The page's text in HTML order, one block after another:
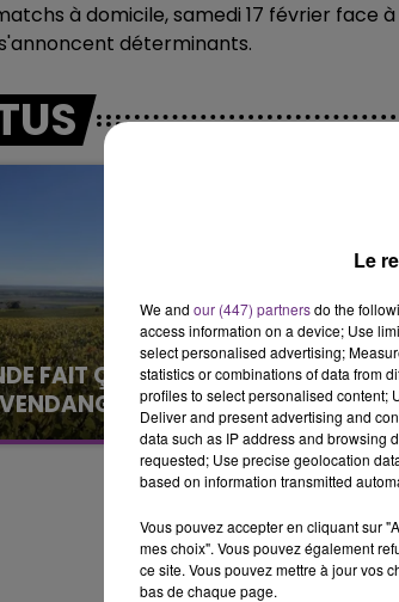
à domicile, samedi 17 février
déterminants.
FAIT ÇA, MOI L'ANNÉE
EN...
a débuté ce jeudi
de Montgueux (Aube).
Le
We and our (447) partnersdo the
access information on a device; Use
select personalised advertising;
statistics or combinations of data from
profiles to select personalised content;
Deliver and present advertising and
data such as IP address and browsing
requested; Use precise geolocation
based on information transmitted
Vous pouvez accepter en cliquant sur
mes choix". Vous pouvez également
ce site. Vous pouvez mettre à jour vos
bas de chaque page.